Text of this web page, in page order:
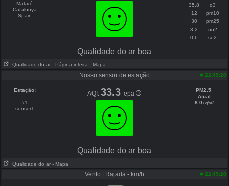
Mataró
Catalunya
Spain
35.8
o3
12
pm10
30
pm25
3.2
no2
0.6
so2
Qualidade do ar boa
Qualidade do ar - Página inteira - Mapa
Nosso sensor de estação 22:49:20
Estação:
#1
sensor1
AQI:33.3epa PM2.5:
Atual
8.0 ug/m3
Qualidade do ar boa
Qualidade do ar - Mapa
Vento | Rajada - km/h 22:49:20